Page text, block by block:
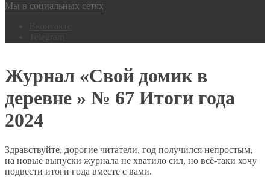
Мы в социальных сетях
Журнал «Свой домик в
деревне » № 67 Итоги года
2024
Здравствуйте, дорогие читатели, год получился непростым,
на новые выпуски журнала не хватило сил, но всё-таки хочу
подвести итоги года вместе с вами.